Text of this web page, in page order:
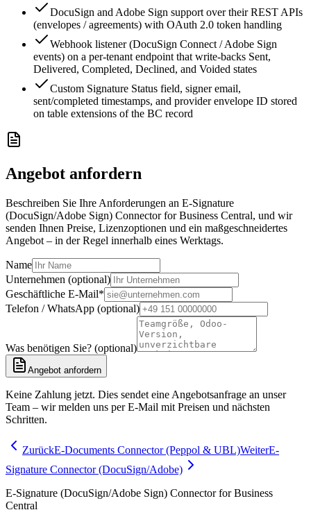
DocuSign and Adobe Sign support over their REST APIs
(envelopes / agreements) with OAuth 2.0 token handling
Webhook listener (DocuSign Connect / Adobe Sign
events) on a per-tenant endpoint that write-backs Sent,
Delivered, Completed, Declined, and Voided states
Custom Signature Status field, signer email,
sent/completed timestamps, and provider envelope ID stored
on table extensions of the BC record
Angebot anfordern
Beschreiben Sie Ihre Anforderungen an E-Signature
(DocuSign/Adobe Sign) Connector for Business Central, und wir
senden Ihnen Preise, Lizenzoptionen und ein maßgeschneidertes
Angebot – in der Regel innerhalb eines Werktags.
Name
Unternehmen (optional)
Geschäftliche E-Mail*
Telefon / WhatsApp (optional)
Was benötigen Sie? (optional)
Angebot anfordern
Keine Zahlung jetzt. Dies sendet eine Angebotsanfrage an unser
Team – wir melden uns per E-Mail mit Preisen und nächsten
Schritten.
ZurückE-Documents Connector (Peppol & UBL)WeiterE-
Signature Connector (DocuSign/Adobe)
E-Signature (DocuSign/Adobe Sign) Connector for Business
Central